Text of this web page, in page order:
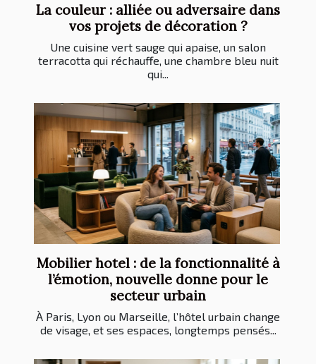
La couleur : alliée ou adversaire dans
vos projets de décoration ?
Une cuisine vert sauge qui apaise, un salon
terracotta qui réchauffe, une chambre bleu nuit
qui...
Mobilier hotel : de la fonctionnalité à
l’émotion, nouvelle donne pour le
secteur urbain
À Paris, Lyon ou Marseille, l’hôtel urbain change
de visage, et ses espaces, longtemps pensés...